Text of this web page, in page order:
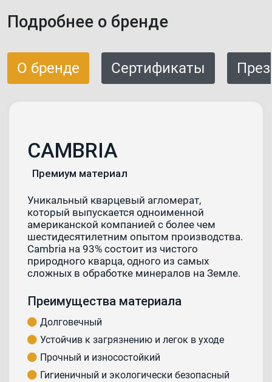
Подробнее о бренде
О бренде Сертификаты
CAMBRIA
Премиум материал
Уникальный кварцевый агломерат,
который выпускается одноименной
американской компанией с более чем
шестидесятилетним опытом производства.
Cambria на 93% состоит из чистого
природного кварца, одного из самых
сложных в обработке минералов на Земле.
Преимущества материала
Долговечный
Устойчив к загрязнению и легок в уходе
Прочный и износостойкий
Гигиеничный и экологически безопасный